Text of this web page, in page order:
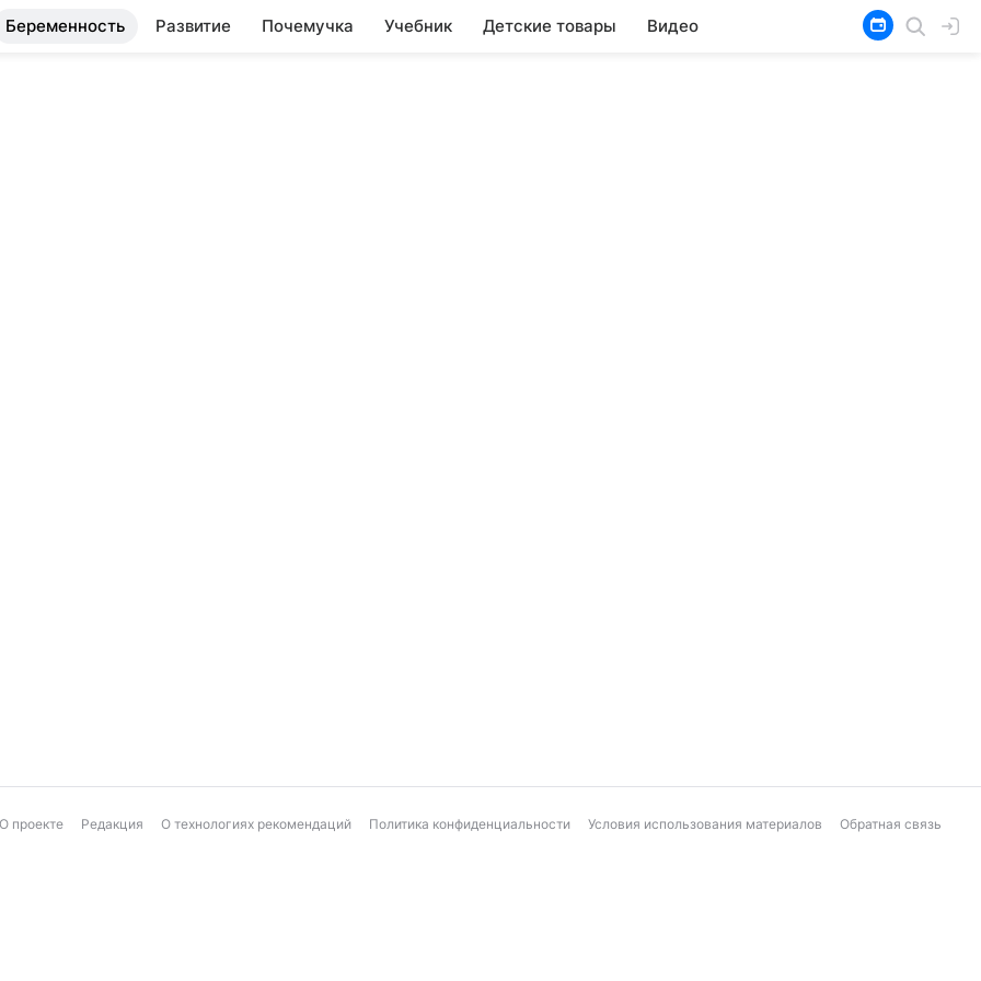
Беременность Развитие Почемучка Учебник Детские товары Видео
О проекте Редакция О технологиях рекомендаций Политика конфиденциальности Условия использования материалов Обратная связь